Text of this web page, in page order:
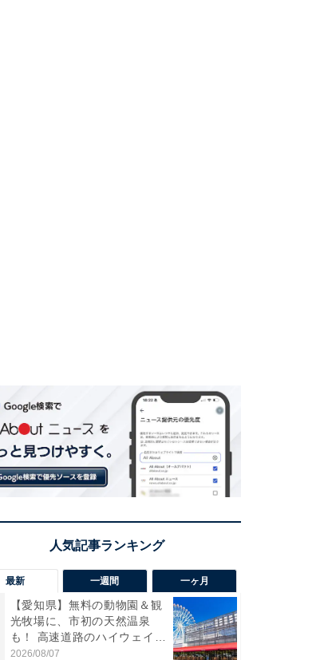
最新 一週間 一ヶ月
【愛知県】無料の動物園＆観
光牧場に、市初の天然温泉
も！ 高速道路のハイウェイオ
ア...
2026/08/07